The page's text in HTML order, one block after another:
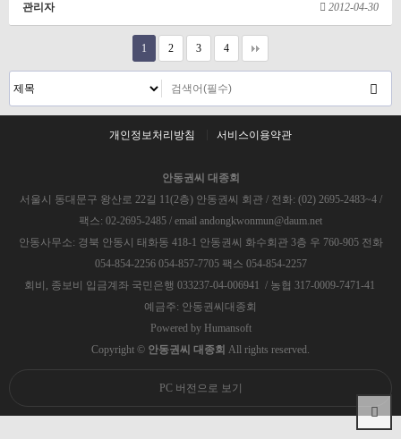
관리자 2012-04-30
1 2 3 4
개인정보처리방침 서비스이용약관
안동권씨 대종회
서울시 동대문구 왕산로 22길 11(2층) 안동권씨 회관 / 전화: (02) 2695-2483~4 /
팩스: 02-2695-2485 / email andongkwonmun@daum.net
안동사무소: 경북 안동시 태화동 418-1 안동권씨 화수회관 3층 우 760-905 전화
054-854-2256 054-857-7705 팩스 054-854-2257
회비, 종보비 입금계좌 국민은행 033237-04-006941 / 농협 317-0009-7471-41
예금주: 안동권씨대종회
Powered by Humansoft
Copyright © 안동권씨 대종회 All rights reserved.
PC 버전으로 보기